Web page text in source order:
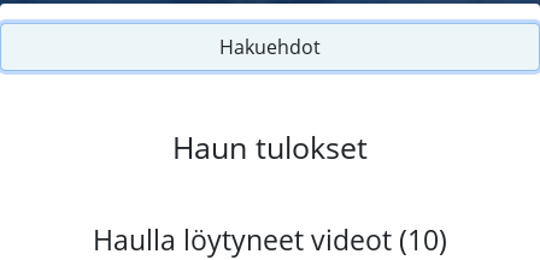
Hakuehdot
Haun tulokset
Haulla löytyneet videot (10)